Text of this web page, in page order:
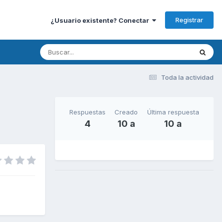
¿Usuario existente? Conectar Registrar
Toda la actividad
Respuestas
4
Creado
10 a
Última respuesta
10 a